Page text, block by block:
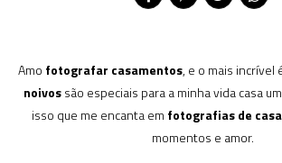
Amo fotografar casamentos, e o mais incrível
noivossão especiais para a minha vida casa
isso que me encanta em fotografias de
momentos e amor.